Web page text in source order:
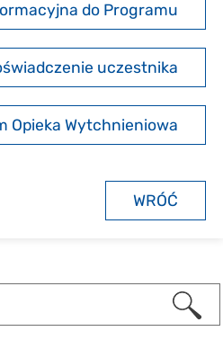
do Programu
uczestnika
Opieka Wytchnieniowa
WRÓĆ